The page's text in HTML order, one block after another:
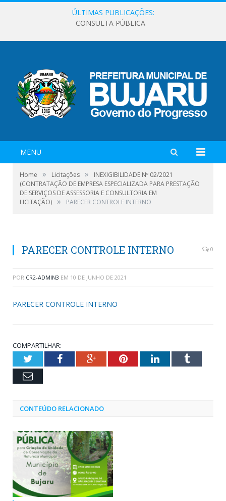
ÚLTIMAS PUBLICAÇÕES:
CONSULTA PÚBLICA
MENU
Home » Licitações »
INEXIGIBILIDADE Nº 02/2021
(CONTRATAÇÃO DE EMPRESA ESPECIALIZADA PARA PRESTAÇÃO
DE SERVIÇOS DE ASSESSORIA E CONSULTORIA EM
LICITAÇÃO) » PARECER CONTROLE INTERNO
PARECER CONTROLE INTERNO 0
POR CR2-ADMIN3 EM 10 DE JUNHO DE 2021
PARECER CONTROLE INTERNO
COMPARTILHAR:
TwitterFacebookGoogle+PinterestLinkedInTumblr
Email
CONTEÚDO RELACIONADO